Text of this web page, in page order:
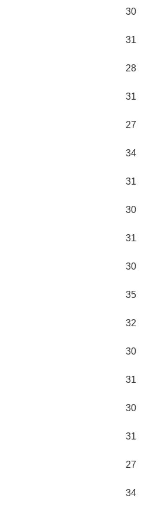
30
31
28
31
27
34
31
30
31
30
35
32
30
31
30
31
27
34